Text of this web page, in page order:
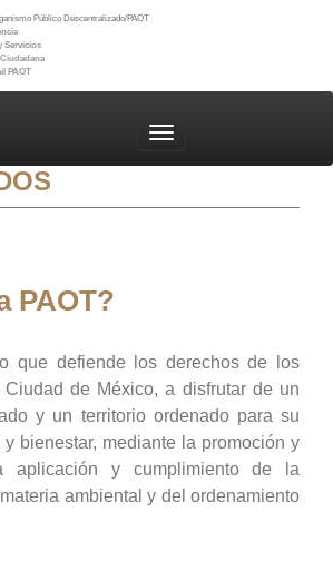
Público Descentralizado/PAOT
Servicios
PAOT
PAOT
PAOT?
que defiende los derechos de los
de México, a disfrutar de un
y un territorio ordenado para su
bienestar, mediante la promoción y
aplicación y cumplimiento de la
ambiental y del ordenamiento